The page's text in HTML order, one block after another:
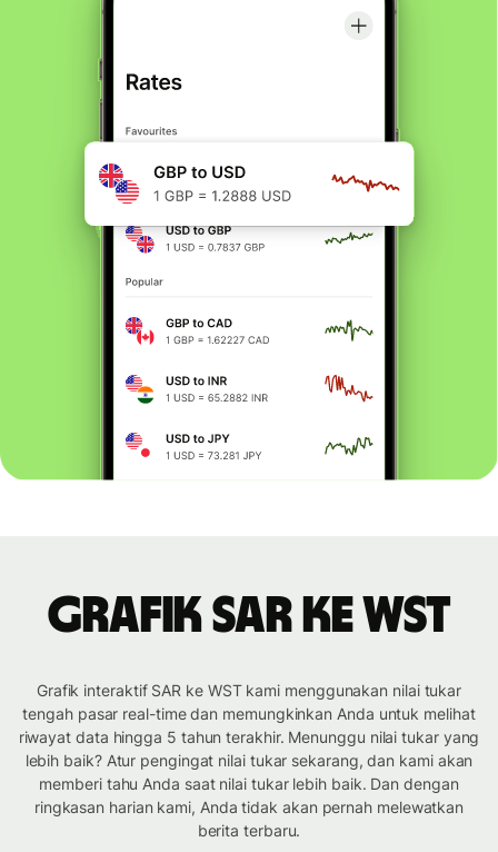
Grafik SAR ke WST
Grafik interaktif SAR ke WST kami menggunakan nilai tukar
tengah pasar real-time dan memungkinkan Anda untuk melihat
riwayat data hingga 5 tahun terakhir. Menunggu nilai tukar yang
lebih baik? Atur pengingat nilai tukar sekarang, dan kami akan
memberi tahu Anda saat nilai tukar lebih baik. Dan dengan
ringkasan harian kami, Anda tidak akan pernah melewatkan
berita terbaru.